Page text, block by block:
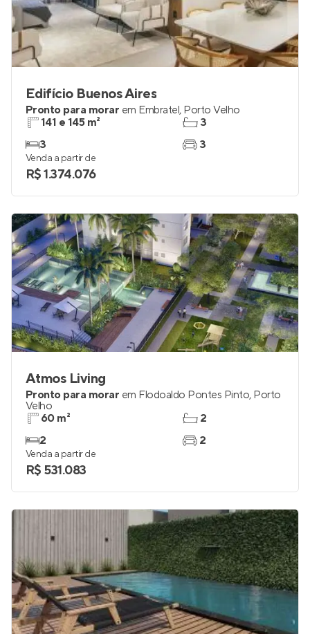
Edifício Buenos Aires
Pronto para morar em Embratel, Porto Velho
141 e 145 m²
3
3
3
Venda a partir de
R$ 1.374.076
Atmos Living
Pronto para morar em Flodoaldo Pontes Pinto, Porto
Velho
60 m²
2
2
2
Venda a partir de
R$ 531.083